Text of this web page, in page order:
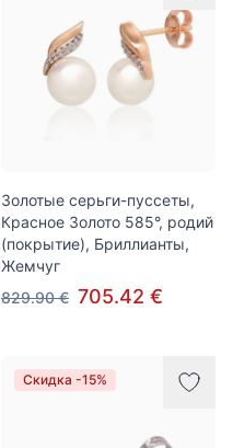
Золотые серьги-пуссеты,
Красное Золото 585°, родий
(покрытие), Бриллианты,
Жемчуг
829.90 € 705.42 €
Скидка -15%